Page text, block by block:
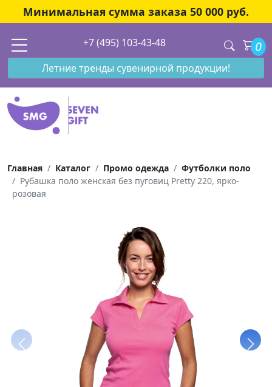
Минимальная сумма заказа 50 000 руб.
+7 (495) 103-43-48 0
Летние тренды сувенирной продукции!
Главная Каталог Промо одежда
Футболки поло
Рубашка поло женская без пуговиц Pretty 220, ярко-
розовая